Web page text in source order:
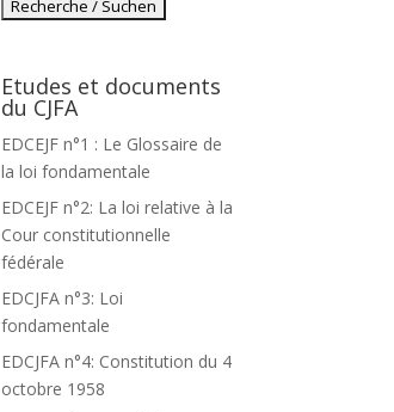
Etudes et documents
du CJFA
EDCEJF n°1 : Le Glossaire de
la loi fondamentale
EDCEJF n°2: La loi relative à la
Cour constitutionnelle
fédérale
EDCJFA n°3: Loi
fondamentale
EDCJFA n°4: Constitution du 4
octobre 1958